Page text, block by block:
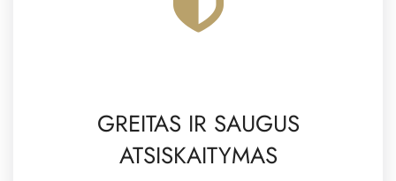
GREITAS IR SAUGUS
ATSISKAITYMAS